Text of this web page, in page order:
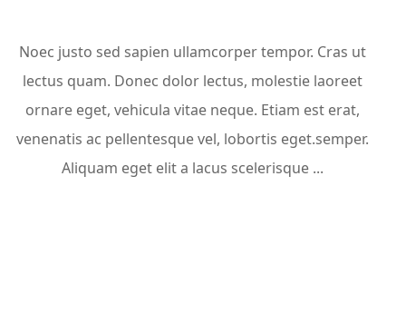
Noec justo sed sapien ullamcorper tempor. Cras ut
lectus quam. Donec dolor lectus, molestie laoreet
ornare eget, vehicula vitae neque. Etiam est erat,
venenatis ac pellentesque vel, lobortis eget.semper.
Aliquam eget elit a lacus scelerisque ...